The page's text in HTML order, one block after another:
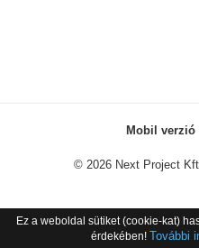
Mobil verzió
© 2026 Next Project
Ez a weboldal sütiket (cookie-kat)
érdekében! További